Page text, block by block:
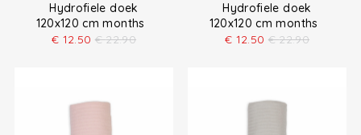
Hydrofiele doek
120x120 cm months
€ 12.50 € 22.90
Hydrofiele doek
120x120 cm months
€ 12.50 € 22.90